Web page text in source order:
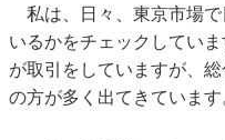
私は、日々、東京市場で
いるかをチェックしてい
が取引をしていますが、
の方が多く出てきています